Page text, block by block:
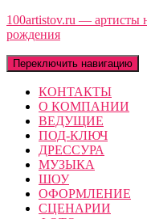
100artistov.ru — артисты
рождения
Переключить навигацию
КОНТАКТЫ
О КОМПАНИИ
ВЕДУЩИЕ
ПОД-КЛЮЧ
ДРЕССУРА
МУЗЫКА
ШОУ
ОФОРМЛЕНИЕ
СЦЕНАРИИ